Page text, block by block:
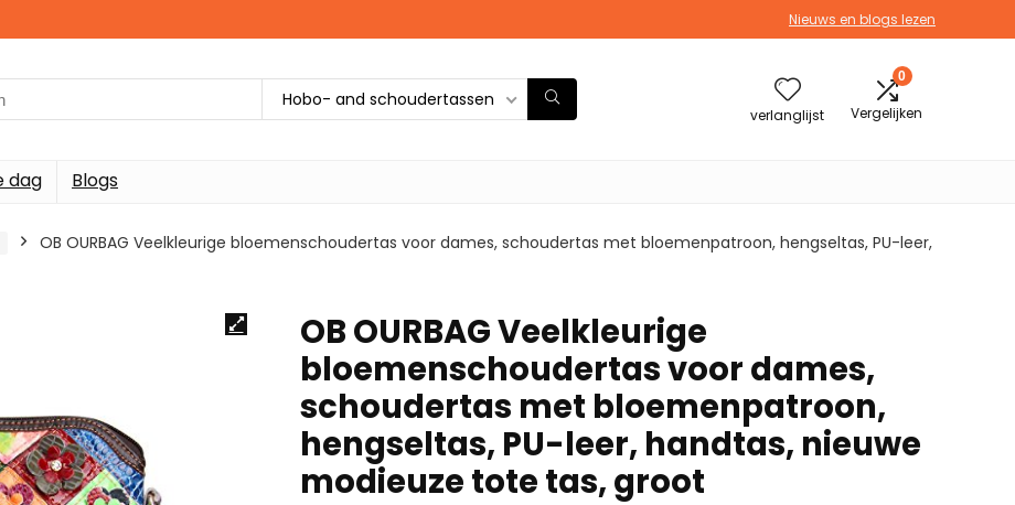
Nieuws en blogs lezen
Hobo- and schoudertassen
verlanglijst
0
Vergelijken
dag Blogs
OB OURBAG Veelkleurige bloemenschoudertas voor dames, schoudertas met bloemenpatroon, hengseltas, PU-leer,
OB OURBAG Veelkleurige
bloemenschoudertas voor dames,
schoudertas met bloemenpatroon,
hengseltas, PU-leer, handtas, nieuwe
modieuze tote tas, groot